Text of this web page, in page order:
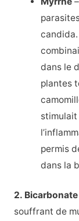
candida.
dans le
plantes
permis
dans la
2.
souffrant de